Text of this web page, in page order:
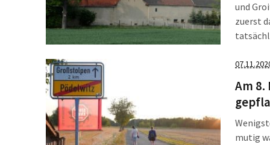
und
zuerst
Am
mutig